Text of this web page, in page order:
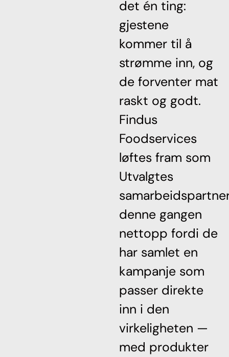
det én ting:
gjestene
kommer til å
strømme inn, og
de forventer mat
raskt og godt.
Findus
Foodservices
løftes fram som
Utvalgtes
denne gangen
nettopp fordi de
har samlet en
kampanje som
passer direkte
inn i den
virkeligheten —
med produkter